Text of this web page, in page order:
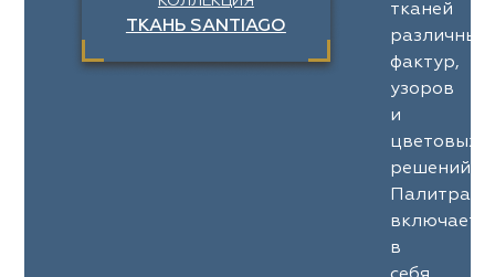
ТКАНЬ SANTIAGO
тканей
различных
фактур,
узоров
и
цветовых
решений.
Палитра
включает
в